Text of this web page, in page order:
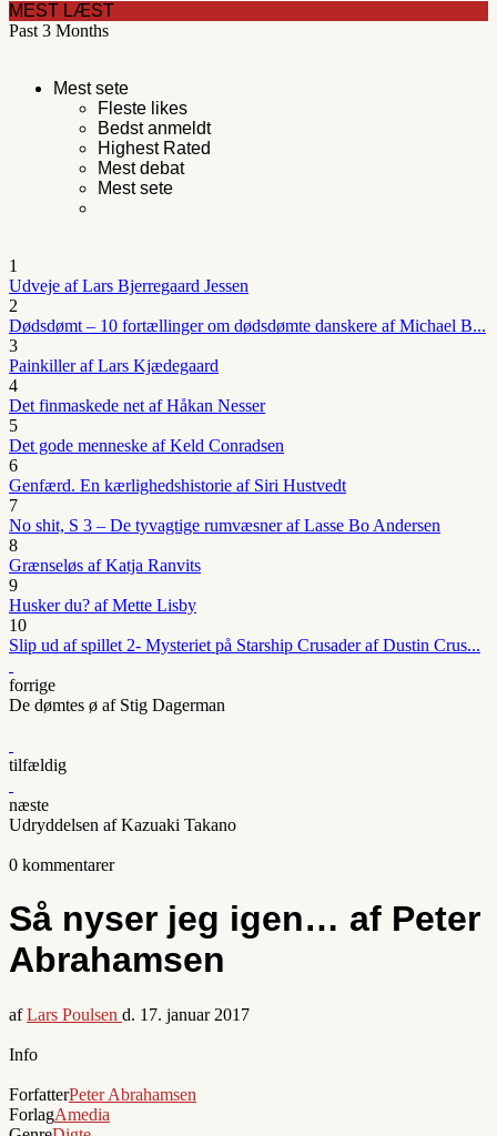
MEST LÆST
Past 3 Months
Mest sete
Fleste likes
Bedst anmeldt
Highest Rated
Mest debat
Mest sete
1
Udveje af Lars Bjerregaard Jessen
2
Dødsdømt – 10 fortællinger om dødsdømte danskere af Michael B...
3
Painkiller af Lars Kjædegaard
4
Det finmaskede net af Håkan Nesser
5
Det gode menneske af Keld Conradsen
6
Genfærd. En kærlighedshistorie af Siri Hustvedt
7
No shit, S 3 – De tyvagtige rumvæsner af Lasse Bo Andersen
8
Grænseløs af Katja Ranvits
9
Husker du? af Mette Lisby
10
Slip ud af spillet 2- Mysteriet på Starship Crusader af Dustin Crus...
forrige
De dømtes ø af Stig Dagerman
tilfældig
næste
Udryddelsen af Kazuaki Takano
0 kommentarer
Så nyser jeg igen… af Peter
Abrahamsen
afLars Poulsen d. 17. januar 2017
Info
ForfatterPeter Abrahamsen
ForlagAmedia